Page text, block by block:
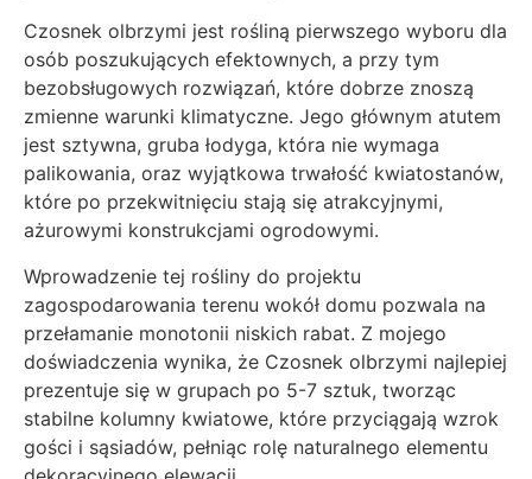
Czosnek olbrzymi jest rośliną pierwszego wyboru dla
osób poszukujących efektownych, a przy tym
bezobsługowych rozwiązań, które dobrze znoszą
zmienne warunki klimatyczne. Jego głównym atutem
jest sztywna, gruba łodyga, która nie wymaga
palikowania, oraz wyjątkowa trwałość kwiatostanów,
które po przekwitnięciu stają się atrakcyjnymi,
ażurowymi konstrukcjami ogrodowymi.
Wprowadzenie tej rośliny do projektu
zagospodarowania terenu wokół domu pozwala na
przełamanie monotonii niskich rabat. Z mojego
doświadczenia wynika, że Czosnek olbrzymi najlepiej
prezentuje się w grupach po 5-7 sztuk, tworząc
stabilne kolumny kwiatowe, które przyciągają wzrok
gości i sąsiadów, pełniąc rolę naturalnego elementu